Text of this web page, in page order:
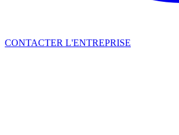
CONTACTER L'ENTREPRISE